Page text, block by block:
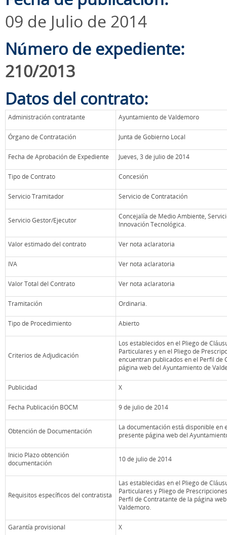
09 de Julio de 2014
Número de expediente:
210/2013
Datos del contrato:
Administración contratante Ayuntamiento de Valdemoro
Órgano de Contratación Junta de Gobierno Local
Fecha de Aprobación de Expediente Jueves, 3 de julio de 2014
Tipo de Contrato Concesión
Servicio Tramitador Servicio de Contratación
Servicio Gestor/Ejecutor
Concejalía de Medio Ambiente,
Innovación Tecnológica.
Valor estimado del contrato Ver nota aclaratoria
IVA Ver nota aclaratoria
Valor Total del Contrato Ver nota aclaratoria
Tramitación Ordinaria.
Tipo de Procedimiento Abierto
Criterios de Adjudicación
Los establecidos en el Pliego de
Particulares y en el Pliego de
encuentran publicados en el Perfil de
página web del Ayuntamiento de
Publicidad X
Fecha Publicación BOCM 9 de julio de 2014
Obtención de Documentación
La documentación está disponible en
presente página web del
Inicio Plazo obtención
documentación
10 de julio de 2014
Requisitos específicos del contratista
Las establecidas en el Pliego de
Particulares y Pliego de
Perfil de Contratante de la página
Valdemoro.
Garantía provisional X